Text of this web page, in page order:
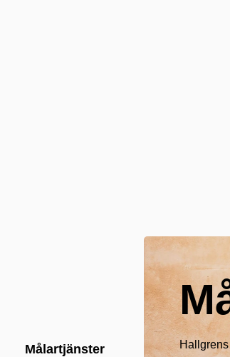
Målartjänster